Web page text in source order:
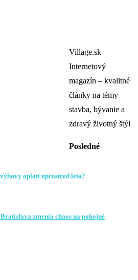
Village.sk –
Internetový
magazín – kvalitné
články na témy
stavba, bývanie a
zdravý životný štýl
Posledné
oplatí uprostred leta?
zmenia chaos na pokojné